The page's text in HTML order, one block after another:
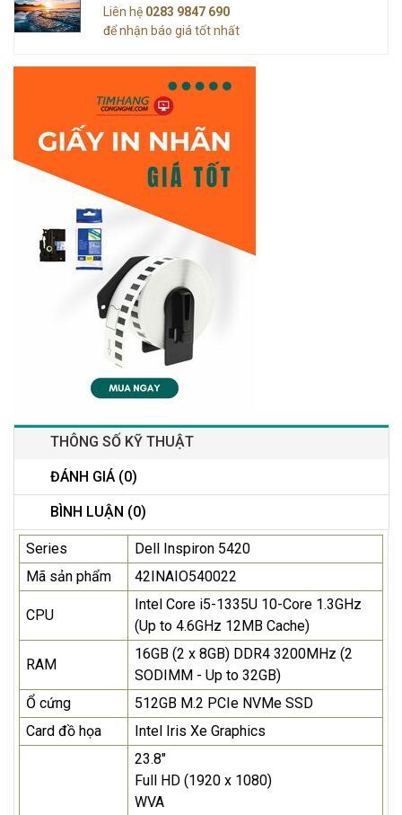
Liên hệ 0283 9847 690
để nhận báo giá tốt nhất
THÔNG SỐ KỸ THUẬT
ĐÁNH GIÁ (0)
BÌNH LUẬN (0)
Series
Dell Inspiron 5420
Mã sản phẩm
42INAIO540022
CPU
Intel Core i5-1335U 10-Core 1.3GHz
(Up to 4.6GHz 12MB Cache)
RAM
16GB (2 x 8GB) DDR4 3200MHz (2
SODIMM - Up to 32GB)
Ổ cứng
512GB M.2 PCIe NVMe SSD
Card đồ họa
Intel Iris Xe Graphics
23.8"
Full HD (1920 x 1080)
WVA